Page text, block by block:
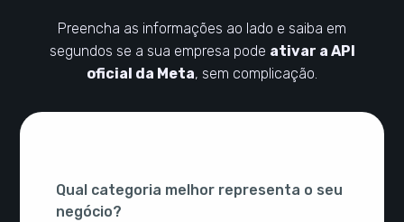
Qual categoria melhor representa o seu
negócio?
Preencha as informações ao lado e saiba em
segundos se a sua empresa pode ativar a API
oficial da Meta, sem complicação.